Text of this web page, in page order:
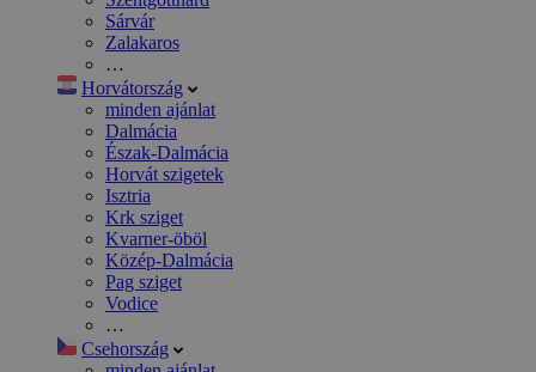
Sárvár
Zalakaros
…
Horvátország
minden ajánlat
Dalmácia
Észak-Dalmácia
Horvát szigetek
Isztria
Krk sziget
Kvarner-öböl
Közép-Dalmácia
Pag sziget
Vodice
…
Csehország